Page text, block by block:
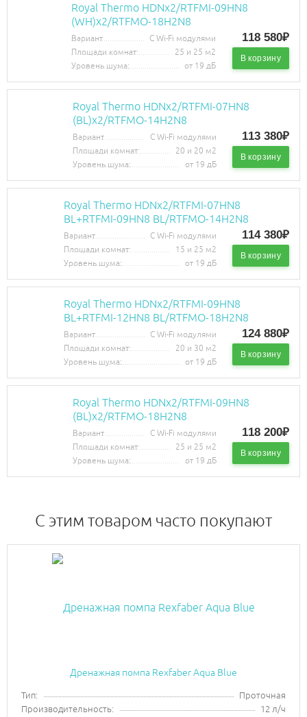
Royal Thermo HDNх2/RTFMI-09HN8
(WH)х2/RTFMO-18H2N8
Вариант
С Wi-Fi модулями
Площади комнат:
25 и 25 м2
Уровень шума:
от 19 дБ
118 580₽
В корзину
Royal Thermo HDNх2/RTFMI-07HN8
(BL)х2/RTFMO-14H2N8
Вариант
С Wi-Fi модулями
Площади комнат:
20 и 20 м2
Уровень шума:
от 19 дБ
113 380₽
В корзину
Royal Thermo HDNх2/RTFMI-07HN8
BL+RTFMI-09HN8 BL/RTFMO-14H2N8
Вариант
С Wi-Fi модулями
Площади комнат:
15 и 25 м2
Уровень шума:
от 19 дБ
114 380₽
В корзину
Royal Thermo HDNх2/RTFMI-09HN8
BL+RTFMI-12HN8 BL/RTFMO-18H2N8
Вариант
С Wi-Fi модулями
Площади комнат:
20 и 30 м2
Уровень шума:
от 19 дБ
124 880₽
В корзину
Royal Thermo HDNх2/RTFMI-09HN8
(BL)х2/RTFMO-18H2N8
Вариант
С Wi-Fi модулями
Площади комнат:
25 и 25 м2
Уровень шума:
от 19 дБ
118 200₽
В корзину
C этим товаром часто покупают
Дренажная помпа Rexfaber Aqua Blue
Тип:
Проточная
Производительность:
12 л/ч